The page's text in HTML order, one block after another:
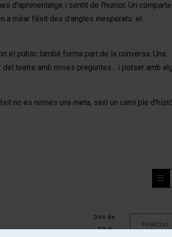
d'aprenentatge i sentit de l'humor, Uri
a mirar l'èxit des d'angles inesperats: el
el públic també forma part de la conversa. Una
teatre amb noves preguntes... i potser amb
no és només una meta, sinó un camí ple
Des de
22 €
Finalitzat